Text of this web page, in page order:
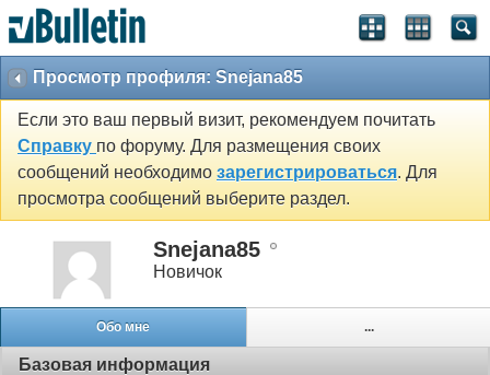
Просмотр профиля: Snejana85
Если это ваш первый визит, рекомендуем почитать
Справку по форуму. Для размещения своих
сообщений необходимо зарегистрироваться. Для
просмотра сообщений выберите раздел.
Snejana85
Новичок
Обо мне ...
Базовая информация